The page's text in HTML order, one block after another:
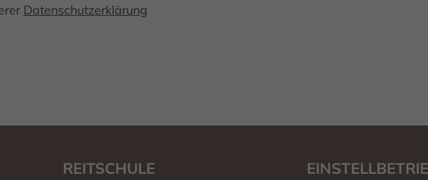
Datenschutzerklärung
REITSCHULE